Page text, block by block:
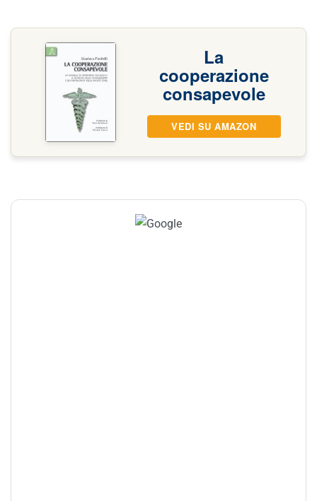
La
cooperazione
consapevole
VEDI SU AMAZON